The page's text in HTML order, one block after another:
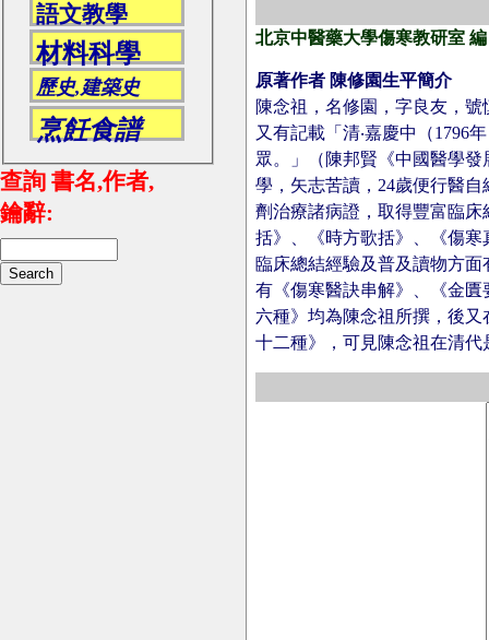
語文教學
材料科學
歷史,建築史
烹飪食譜
查詢 書名,作者,
鑰辭:
北京中醫藥大學傷寒教研室 編
原著作者 陳修園生平簡介
陳念祖，名修園，字良友，
又有記載「清‧嘉慶中（1796
眾。」（陳邦賢《中國醫學
學，矢志苦讀，24歲便行醫
劑治療諸病證，取得豐富臨
括》、《時方歌括》、《傷
臨床總結經驗及普及讀物方
有《傷寒醫訣串解》、《金
六種》均為陳念祖所撰，後
十二種》，可見陳念祖在清